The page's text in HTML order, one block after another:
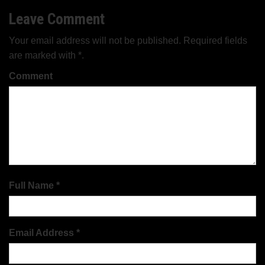
entradas
Leave Comment
Your email address will not be published. Required fields
are marked with *.
Comment
Full Name *
Email Address *